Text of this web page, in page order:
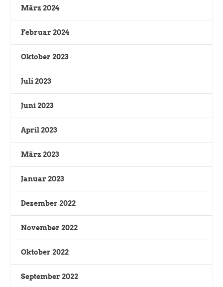
März 2024
Februar 2024
Oktober 2023
Juli 2023
Juni 2023
April 2023
März 2023
Januar 2023
Dezember 2022
November 2022
Oktober 2022
September 2022